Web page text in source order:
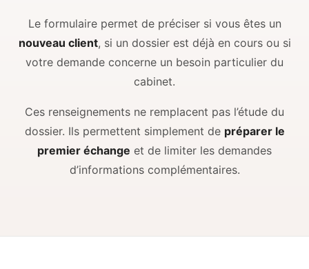
Le formulaire permet de préciser si vous êtes un
nouveau client, si un dossier est déjà en cours ou si
votre demande concerne un besoin particulier du
cabinet.
Ces renseignements ne remplacent pas l’étude du
dossier. Ils permettent simplement de préparer le
premier échange et de limiter les demandes
d’informations complémentaires.